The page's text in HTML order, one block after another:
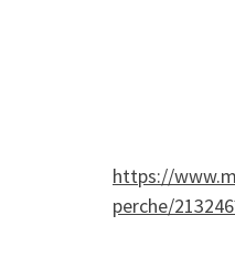
https://
perche/